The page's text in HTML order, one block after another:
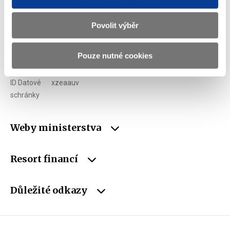
Povolit výběr
Pouze nutné cookies
podatelna@mf.gov.cz
IČO 00006947
ID Datové
schránky
xzeaauv
Weby ministerstva
Resort financí
Důležité odkazy